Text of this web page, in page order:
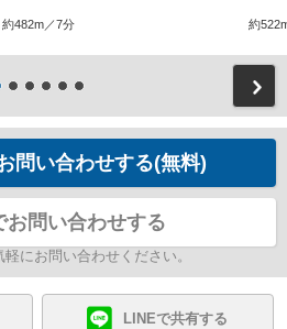
約482m／7分 約
問い合わせする(無料)
お問い合わせする
にお問い合わせください。
LINEで共有する